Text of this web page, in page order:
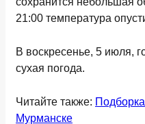
21:00 температура
В воскресенье, 5 июля,
сухая погода.
Читайте также:
Мурманске